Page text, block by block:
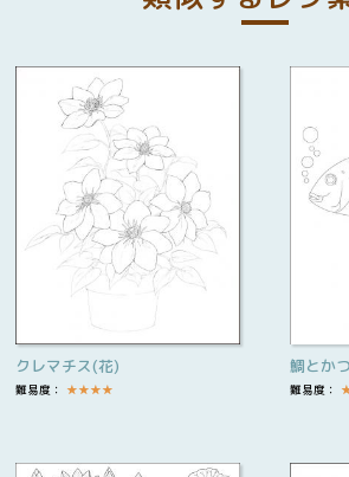
クレマチス(花)
難易度： ★★★★
鯛とか
難易度：